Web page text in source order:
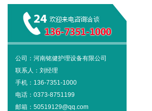
公司：河南铭健护理设备有限公司
联系人：刘经理
手机：136-7351-1000
电话：0373-8751199
邮箱：50519129@qq.com